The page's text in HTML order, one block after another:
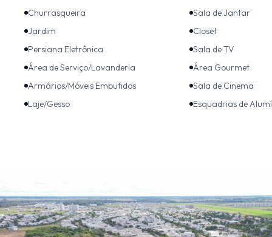
Churrasqueira
Sala de Jantar
Jardim
Closet
Persiana Eletrônica
Sala de TV
Área de Serviço/Lavanderia
Área Gourmet
Armários/Móveis Embutidos
Sala de Cinema
Laje/Gesso
Esquadrias de